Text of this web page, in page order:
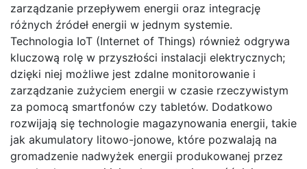
zarządzanie przepływem energii oraz integrację
różnych źródeł energii w jednym systemie.
Technologia IoT (Internet of Things) również odgrywa
kluczową rolę w przyszłości instalacji elektrycznych;
dzięki niej możliwe jest zdalne monitorowanie i
zarządzanie zużyciem energii w czasie rzeczywistym
za pomocą smartfonów czy tabletów. Dodatkowo
rozwijają się technologie magazynowania energii, takie
jak akumulatory litowo-jonowe, które pozwalają na
gromadzenie nadwyżek energii produkowanej przez